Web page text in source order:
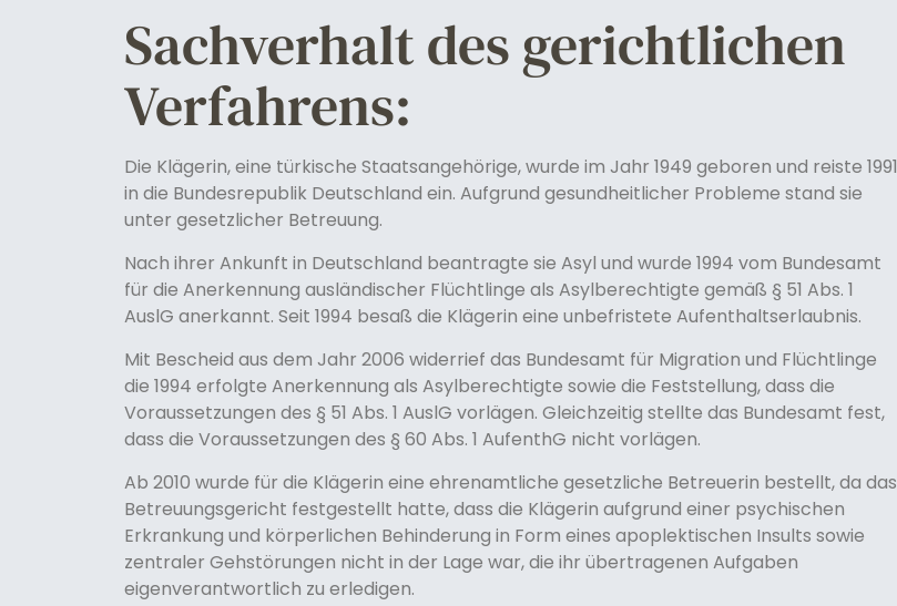
Sachverhalt des gerichtlichen
Verfahrens:
Die Klägerin, eine türkische Staatsangehörige, wurde im Jahr 1949 geboren und reiste 1991
in die Bundesrepublik Deutschland ein. Aufgrund gesundheitlicher Probleme stand sie
unter gesetzlicher Betreuung.
Nach ihrer Ankunft in Deutschland beantragte sie Asyl und wurde 1994 vom Bundesamt
für die Anerkennung ausländischer Flüchtlinge als Asylberechtigte gemäß § 51 Abs. 1
AuslG anerkannt. Seit 1994 besaß die Klägerin eine unbefristete Aufenthaltserlaubnis.
Mit Bescheid aus dem Jahr 2006 widerrief das Bundesamt für Migration und Flüchtlinge
die 1994 erfolgte Anerkennung als Asylberechtigte sowie die Feststellung, dass die
Voraussetzungen des § 51 Abs. 1 AuslG vorlägen. Gleichzeitig stellte das Bundesamt fest,
dass die Voraussetzungen des § 60 Abs. 1 AufenthG nicht vorlägen.
Ab 2010 wurde für die Klägerin eine ehrenamtliche gesetzliche Betreuerin bestellt, da das
Betreuungsgericht festgestellt hatte, dass die Klägerin aufgrund einer psychischen
Erkrankung und körperlichen Behinderung in Form eines apoplektischen Insults sowie
zentraler Gehstörungen nicht in der Lage war, die ihr übertragenen Aufgaben
eigenverantwortlich zu erledigen.